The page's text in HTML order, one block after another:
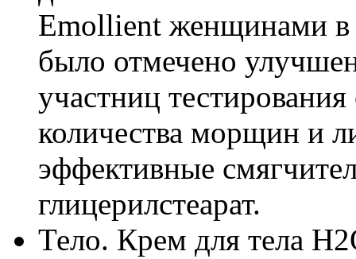
Emollient женщинами в
было отмечено
участниц
количества морщин и
эффективные
глицерилстеарат.
Тело. Крем для тела